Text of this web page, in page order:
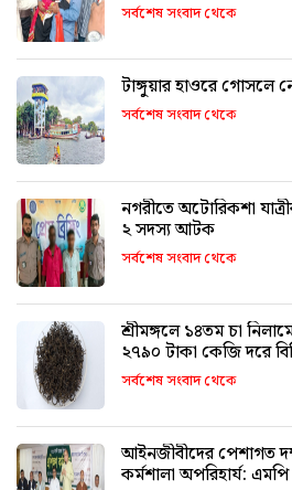
সর্বশেষ সংবাদ থেকে
টাঙ্গুয়ার হাওরে গোসলে
সর্বশেষ সংবাদ থেকে
নগরীতে অটোরিকশা যাত্রীর ৩
২ সদস্য আটক
সর্বশেষ সংবাদ থেকে
শ্রীমঙ্গলে ১৪তম চা
২৭৯০ টাকা কেজি দরে
সর্বশেষ সংবাদ থেকে
আইনজীবীদের পেশাগত
কর্মশালা অপরিহার্য: